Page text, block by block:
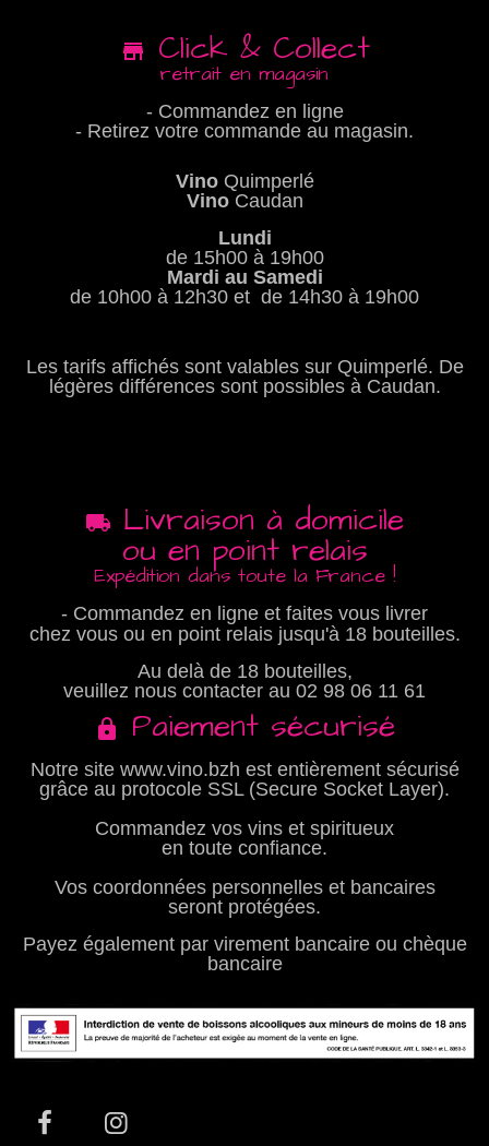
Click & Collect
retrait en magasin
- Commandez en ligne
- Retirez votre commande au magasin.
VinoQuimperlé
VinoCaudan
Lundi
de 15h00 à 19h00
Mardi au Samedi
de 10h00 à 12h30 et de 14h30 à 19h00
Les tarifs affichés sont valables sur Quimperlé. De
légères différences sont possibles à Caudan.
Livraison à domicile
ou en point relais
Expédition dans toute la France !
- Commandez en ligne et faites vous livrer
chez vous ou en point relais jusqu'à 18 bouteilles.
Au delà de 18 bouteilles,
veuillez nous contacter au 02 98 06 11 61
Paiement sécurisé
Notre site www.vino.bzh est entièrement sécurisé
grâce au protocole SSL (Secure Socket Layer).
Commandez vos vins et spiritueux
en toute confiance.
Vos coordonnées personnelles et bancaires
seront protégées.
Payez également par virement bancaire ou chèque
bancaire